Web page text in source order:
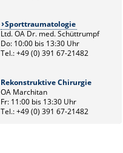
Sporttraumatologie
Ltd. OA Dr. med. Schüttrumpf
Do: 10:00 bis 13:30 Uhr
Tel.: +49 (0) 391 67-21482
Rekonstruktive Chirurgie
OA Marchitan
Fr: 11:00 bis 13:30 Uhr
Tel.: +49 (0) 391 67-21482